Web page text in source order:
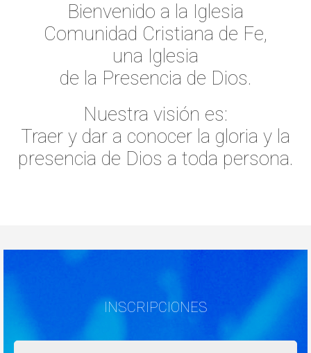
Bienvenido a la Iglesia
Comunidad Cristiana de Fe,
una Iglesia
de la Presencia de Dios.
Nuestra visión es:
Traer y dar a conocer la gloria y la
presencia de Dios a toda persona.
INSCRIPCIONES